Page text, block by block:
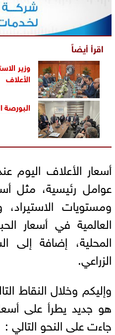
اقرأ أيضاً
وزير
الأعلاف
البورصة
أسعار الأعلاف اليوم
عوامل رئيسية، مثل
ومستويات
العالمية في أسعار
المحلية، إضافة إلى
الزراعي.
وإليكم وخلال النقاط
هو جديد يطرأ على
جاءت على النحو التالي :